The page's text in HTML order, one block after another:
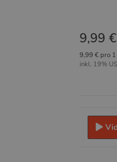
9,99 €
9,99 € pro
inkl. 19%